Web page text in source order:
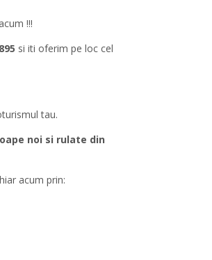
!!!
si iti oferim pe loc cel
tau.
noi si rulate din
acum prin: